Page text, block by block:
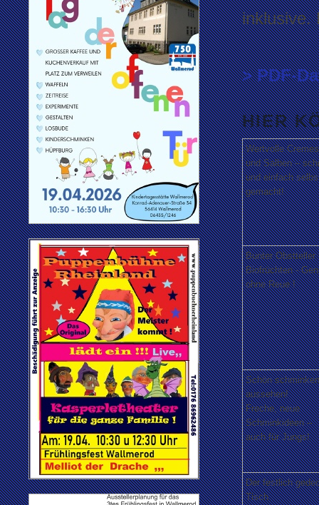
inklusive.
> PDF-
HIER
Wertvolle Cremes
und Salben –
und einfach
gemacht!
Bunter Obstteller
Biofrüchten -
ohne Reue !
Schön
aussehen!
Freche, neue
Schminkideen –
auch für Jungs!
Der festlich
Tisch